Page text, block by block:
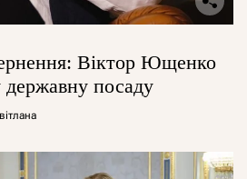
Віктор Ющенко
посаду